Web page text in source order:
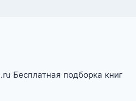
Бесплатная подборка книг